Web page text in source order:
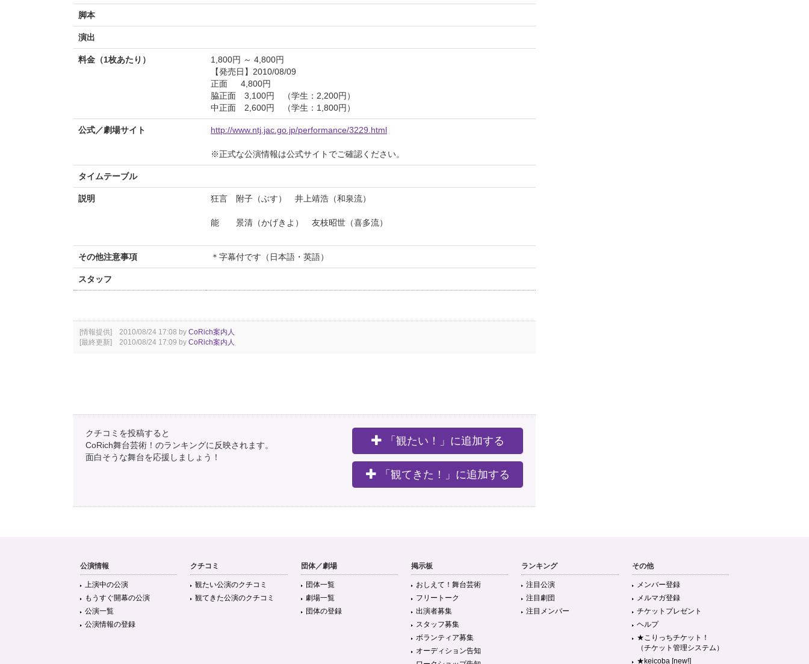
脚本
演出
料金（1枚あたり）
1,800円 ～ 4,800円
【発売日】2010/08/09
正面 4,800円
脇正面 3,100円 （学生：2,200円）
中正面 2,600円 （学生：1,800円）
公式／劇場サイト http://www.ntj.jac.go.jp/performance/3229.html
※正式な公演情報は公式サイトでご確認ください。
タイムテーブル
説明 狂言 附子（ぶす） 井上靖浩（和泉流）
能 景清（かげきよ） 友枝昭世（喜多流）
その他注意事項 ＊字幕付です（日本語・英語）
スタッフ
[情報提供] 2010/08/24 17:08 by CoRich案内人
[最終更新] 2010/08/24 17:09 by CoRich案内人
クチコミを投稿すると
CoRich舞台芸術！のランキングに反映されます。
面白そうな舞台を応援しましょう！
「観たい！」に追加する
「観てきた！」に追加する
公演情報
上演中の公演
もうすぐ開幕の公演
公演一覧
公演情報の登録
クチコミ
観たい公演のクチコミ
観てきた公演のクチコミ
団体／劇場
団体一覧
劇場一覧
団体の登録
掲示板
おしえて！舞台芸術
フリートーク
出演者募集
スタッフ募集
ボランティア募集
オーディション告知
ランキング
注目公演
注目劇団
注目メンバー
その他
メンバー登録
メルマガ登録
チケットプレゼント
ヘルプ
★こりっちチケット！
（チケット管理システム）
★keicoba [new!]